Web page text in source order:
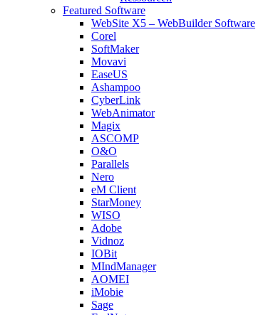
Featured Software
WebSite X5 – WebBuilder Software
Corel
SoftMaker
Movavi
EaseUS
Ashampoo
CyberLink
WebAnimator
Magix
ASCOMP
O&O
Parallels
Nero
eM Client
StarMoney
WISO
Adobe
Vidnoz
IOBit
MIndManager
AOMEI
iMobie
Sage